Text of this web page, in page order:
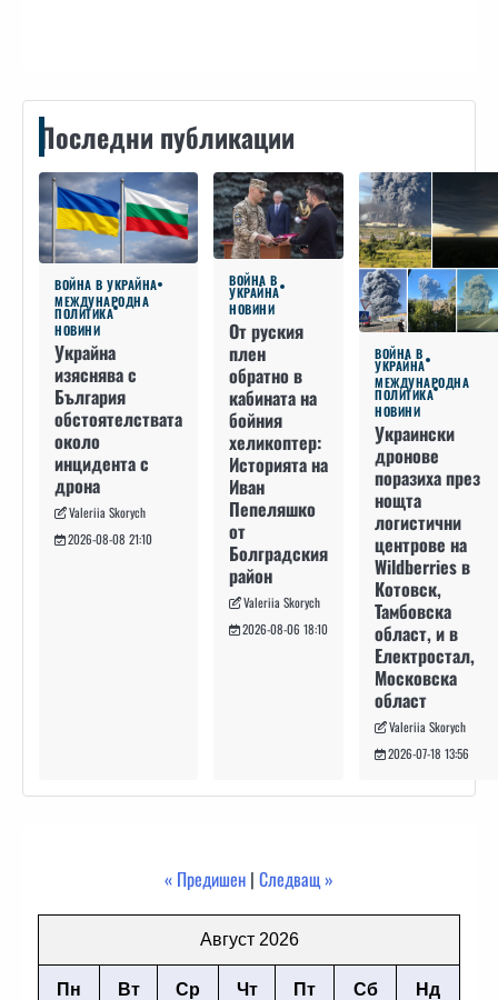
Последни публикации
ВОЙНА В УКРАЙНА
МЕЖДУНАРОДНА
ПОЛИТИКА
НОВИНИ
Украйна
изяснява с
България
обстоятелствата
около
инцидента с
дрона
Valeriia Skorych
2026-08-08 21:10
ВОЙНА В
УКРАЙНА
НОВИНИ
От руския
плен
обратно в
кабината на
бойния
хеликоптер:
Историята на
Иван
Пепеляшко
от
Болградския
район
Valeriia Skorych
2026-08-06 18:10
ВОЙНА В
УКРАЙНА
МЕЖДУНАРОДНА
ПОЛИТИКА
НОВИНИ
Украински
дронове
поразиха през
нощта
логистични
центрове на
Wildberries в
Котовск,
Тамбовска
област, и в
Електростал,
Московска
област
Valeriia Skorych
2026-07-18 13:56
« Предишен | Следващ »
Август 2026
Пн Вт Ср Чт Пт Сб Нд